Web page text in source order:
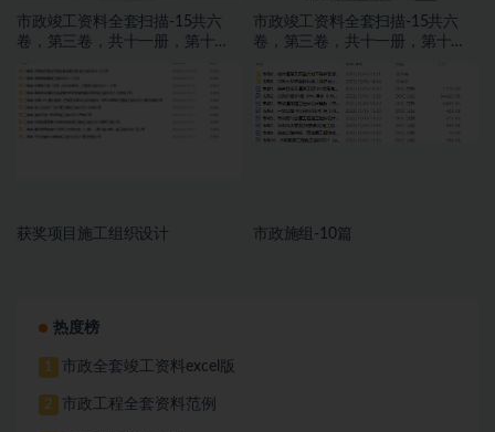
市政竣工资料全套扫描-15共六
卷，第三卷，共十一册，第十
市政竣工资料全套扫描-15共六
卷，第三卷，共十一册，第十
册，施工文件，亮化工程
获奖项目施工组织设计 市政施组-10篇
热度榜
1 市政全套竣工资料excel版
2 市政工程全套资料范例